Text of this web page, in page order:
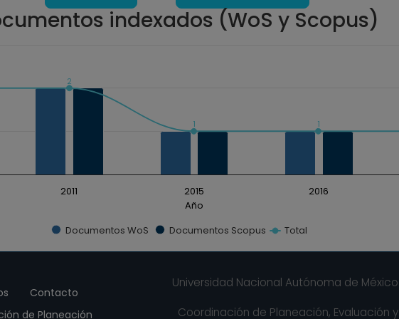
indexados (WoS y Scopus)
Data ranges from 1 to 2.
Año
2
1 1
Documentos WoS Documentos Scopus Total
2011 2015 2016
Contacto
de Planeación
Universidad Nacional Autónoma de México
Coordinación de Planeación, Evaluación y